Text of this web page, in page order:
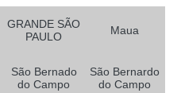
GRANDE SÃO
PAULO
Maua
São Bernado
do Campo
São Bernardo
do Campo